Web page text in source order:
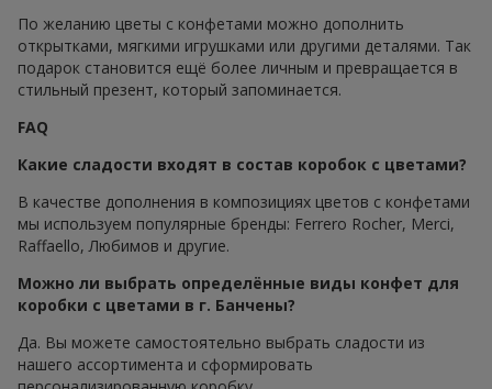
По желанию цветы с конфетами можно дополнить
открытками, мягкими игрушками или другими деталями. Так
подарок становится ещё более личным и превращается в
стильный презент, который запоминается.
FAQ
Какие сладости входят в состав коробок с цветами?
В качестве дополнения в композициях цветов с конфетами
мы используем популярные бренды: Ferrero Rocher, Merci,
Raffaello, Любимов и другие.
Можно ли выбрать определённые виды конфет для
коробки с цветами в г. Банчены?
Да. Вы можете самостоятельно выбрать сладости из
нашего ассортимента и сформировать